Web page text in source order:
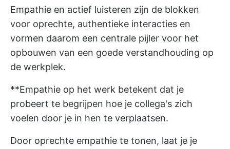
Empathie en actief luisteren zijn de blokken
voor oprechte, authentieke interacties en
vormen daarom een centrale pijler voor het
opbouwen van een goede verstandhouding op
de werkplek.
**Empathie op het werk betekent dat je
probeert te begrijpen hoe je collega's zich
voelen door je in hen te verplaatsen.
Door oprechte empathie te tonen, laat je je